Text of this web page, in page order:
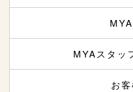
MYAスタッ
お